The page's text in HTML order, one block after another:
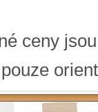
ceny